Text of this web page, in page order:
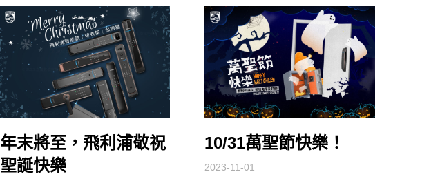
年末將至，飛利浦敬祝
聖誕快樂
10/31萬聖節快樂！
2023-11-01